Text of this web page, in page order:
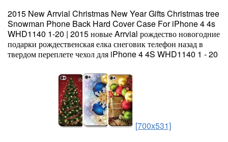
2015 New Arrvial Christmas New Year Gifts Christmas tree
Snowman Phone Back Hard Cover Case For iPhone 4 4s
WHD1140 1-20 | 2015 новые Arrvial рождество новогодние
подарки рождественская елка снеговик телефон назад в
твердом переплете чехол для iPhone 4 4S WHD1140 1 - 20
[700x531]